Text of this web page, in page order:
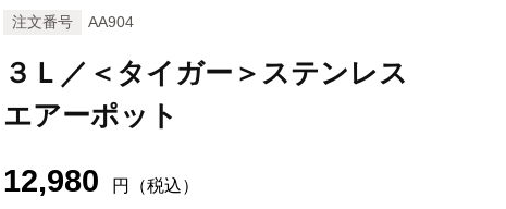
注文番号 AA904
３Ｌ／＜タイガー＞ステンレス
エアーポット
12,980 円（税込）